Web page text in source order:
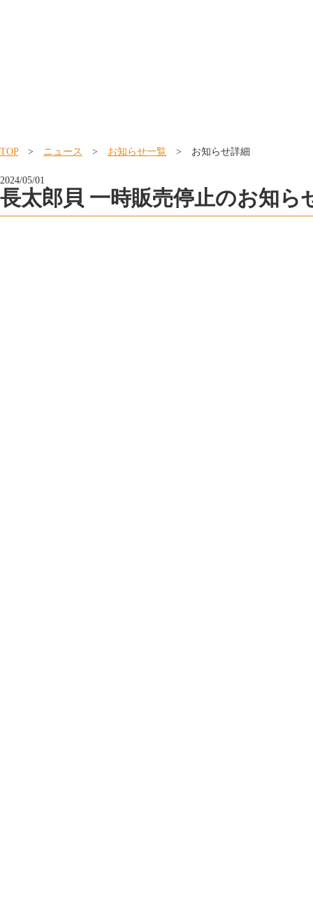
TOP> ニュース > お知らせ一覧 > お知らせ詳細
2024/05/01
長太郎貝 一時販売停止のお知ら